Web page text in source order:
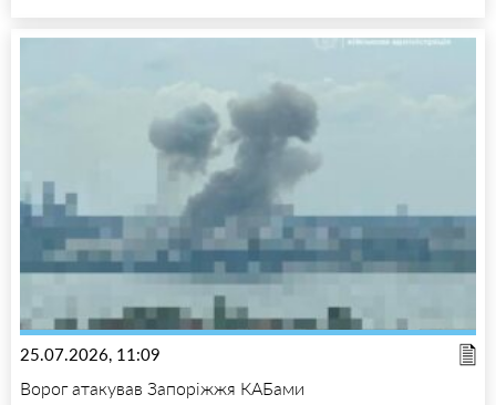
25.07.2026, 11:09
Ворог атакував Запоріжжя КАБами